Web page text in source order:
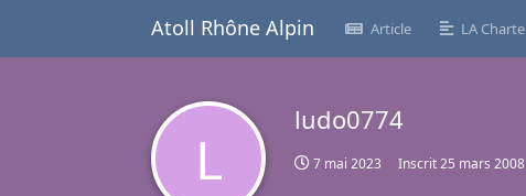
Atoll Rhône Alpin Article LA Charte
L
ludo0774
7 mai 2023 Inscrit25 mars 2008